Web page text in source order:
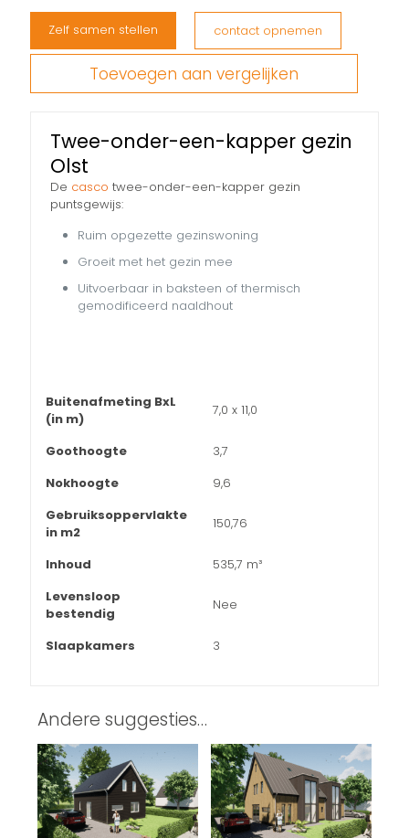
Zelf samen stellen contact opnemen
Toevoegen aan vergelijken
Twee-onder-een-kapper gezin
Olst
De casco twee-onder-een-kapper gezin
puntsgewijs:
Ruim opgezette gezinswoning
Groeit met het gezin mee
Uitvoerbaar in baksteen of thermisch
gemodificeerd naaldhout
Buitenafmeting BxL
(in m)
7,0 x 11,0
Goothoogte
3,7
Nokhoogte
9,6
Gebruiksoppervlakte
in m2
150,76
Inhoud
535,7 m³
Levensloop
bestendig
Nee
Slaapkamers 3
Andere suggesties…